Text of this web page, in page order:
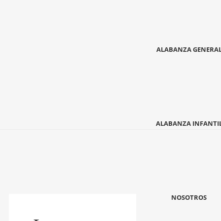
ALABANZA
ALABANZA
NOSOTROS